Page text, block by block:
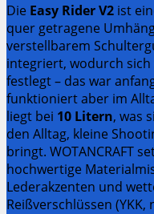
Die Easy Rider V2 ist
quer getragene
verstellbarem
integriert, wodurch sich
festlegt – das war
funktioniert aber im
liegt bei 10 Litern, was
den Alltag, kleine
bringt. WOTANCRAFT
hochwertige
Lederakzenten und
Reißverschlüssen (YKK,